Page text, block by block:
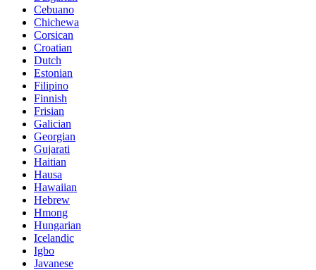
Cebuano
Chichewa
Corsican
Croatian
Dutch
Estonian
Filipino
Finnish
Frisian
Galician
Georgian
Gujarati
Haitian
Hausa
Hawaiian
Hebrew
Hmong
Hungarian
Icelandic
Igbo
Javanese